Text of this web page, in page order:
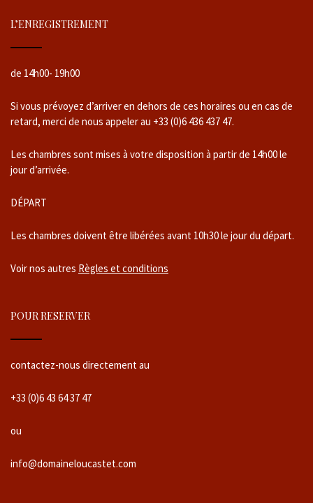
L’ENREGISTREMENT
de 14h00- 19h00
Si vous prévoyez d’arriver en dehors de ces horaires ou en cas de
retard, merci de nous appeler au +33 (0)6 436 437 47.
Les chambres sont mises à votre disposition à partir de 14h00 le
jour d’arrivée.
DÉPART
Les chambres doivent être libérées avant 10h30 le jour du départ.
Voir nos autres Règles et conditions
POUR RESERVER
contactez-nous directement au
+33 (0)6 43 64 37 47
ou
info@domaineloucastet.com